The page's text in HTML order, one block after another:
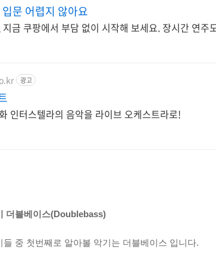
문 어렵지 않아요
금 쿠팡에서 부담 없이 시작해 보세요. 장시간 연
광고
인터스텔라의 음악을 라이브 오케스트라로!
더블베이스(Doublebass)
중 첫번째로 알아볼 악기는 더블베이스 입니다.